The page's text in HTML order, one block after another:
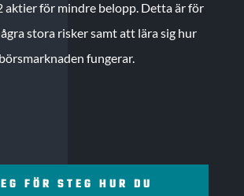
aktier för mindre belopp. Detta är för
stora risker samt att lära sig hur
börsmarknaden fungerar.
FÖR STEG HUR DU